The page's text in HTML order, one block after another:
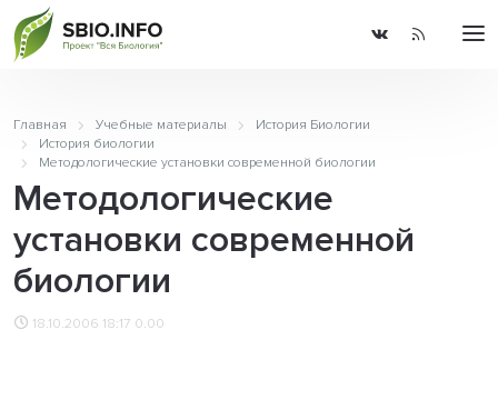
Главная Учебные материалы
История Биологии
История биологии
Методологические установки современной биологии
Методологические
установки современной
биологии
18.10.2006 18:17 0.00